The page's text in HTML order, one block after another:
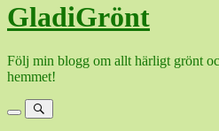
GladiGrönt
Följ min blogg om allt härligt grönt
hemmet!
MenySök